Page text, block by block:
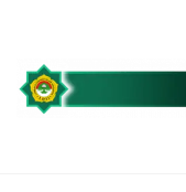
content